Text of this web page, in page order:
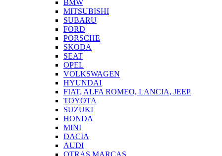
BMW
MITSUBISHI
SUBARU
FORD
PORSCHE
SKODA
SEAT
OPEL
VOLKSWAGEN
HYUNDAI
FIAT, ALFA ROMEO, LANCIA, JEEP
TOYOTA
SUZUKI
HONDA
MINI
DACIA
AUDI
OTRAS MARCAS